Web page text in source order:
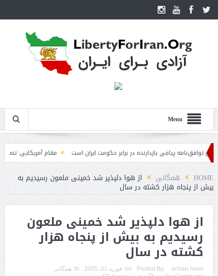
Menu
پیامی بازدارنده در برابر حکومت ایران است مقام آمریکایی: تصورِ بازنده
HOME همگانی از هوا دلپذیر شد خمینی ملعون رسیدیم به
بیش از پنجاه هزار کشته در سال
از هوا دلپذیر شد خمینی ملعون
رسیدیم به بیش از پنجاه هزار
کشته در سال
Posted By: arman nouri
on: فوریه 01, 2025 In: همگانی